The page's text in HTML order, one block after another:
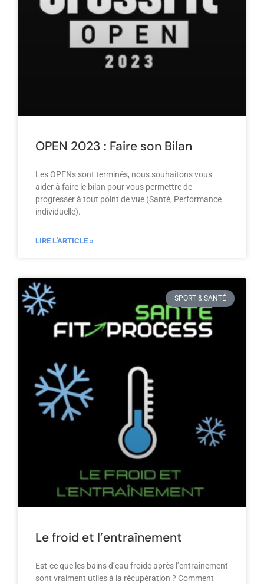
OPEN 2023 : Faire son Bilan
Les OPENs sont terminés, nous souhaitons vous
aider à faire le bilan pour vous permettre de
progresser à tout point de vue (Santé, Performance
individuelle).
LIRE L'ARTICLE »
SPORT & SANTÉ
Le froid et l’entraînement
Est-ce que les bains d’eau froide après l’entraînement
sont vraiment utiles à la récupération ? Comment